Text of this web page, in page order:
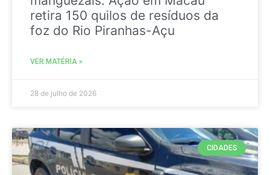
retira 150 quilos de resíduos da
foz do Rio Piranhas-Açu
VER MATÉRIA »
28 de julho de 2026
CIDADES